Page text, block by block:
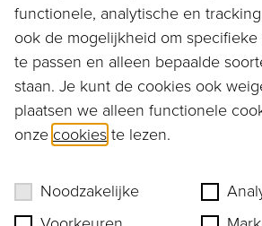
Ga naar...
Bestellen
Diensten
Assortiment
Ons verhaal
functionele, analytische en
ook de mogelijkheid om
te passen en alleen bepaalde
staan. Je kunt de cookies ook
plaatsen we alleen functionele
onze cookies te lezen.
Noodzakelijke